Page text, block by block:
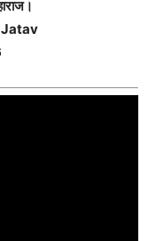
Jatav